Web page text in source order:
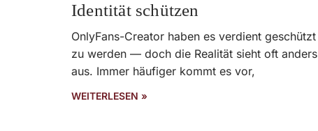
Identität schützen
OnlyFans-Creator haben es verdient geschützt
zu werden — doch die Realität sieht oft anders
aus. Immer häufiger kommt es vor,
WEITERLESEN »